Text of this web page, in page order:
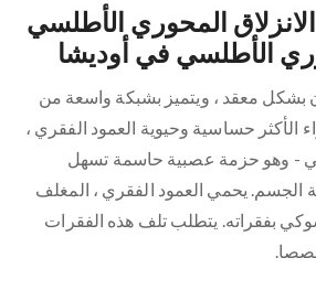
المحوري الأطلسي
الأطلسي في أوديشا
بشكل معقد ، ويتميز بشبكة واسعة من
الأكثر حساسية وحيوية العمود الفقري ،
- وهو حزمة عصبية حاسمة تسهل
الجسم. يحمي العمود الفقري ، المغلف
بفقراته. يتطلب تلف هذه الفقرات